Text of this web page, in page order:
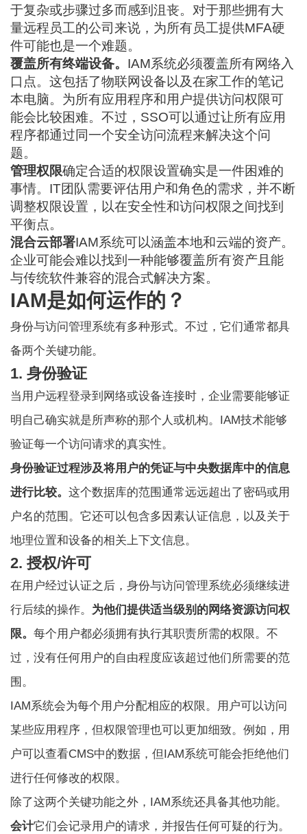
于复杂或步骤过多而感到沮丧。对于那些拥有大
量远程员工的公司来说，为所有员工提供MFA硬
件可能也是一个难题。
覆盖所有终端设备。 IAM系统必须覆盖所有网络入
口点。这包括了物联网设备以及在家工作的笔记
本电脑。为所有应用程序和用户提供访问权限可
能会比较困难。不过，SSO可以通过让所有应用
程序都通过同一个安全访问流程来解决这个问
题。
管理权限确定合适的权限设置确实是一件困难的
事情。IT团队需要评估用户和角色的需求，并不断
调整权限设置，以在安全性和访问权限之间找到
平衡点。
混合云部署IAM系统可以涵盖本地和云端的资产。
企业可能会难以找到一种能够覆盖所有资产且能
与传统软件兼容的混合式解决方案。
IAM是如何运作的？
身份与访问管理系统有多种形式。不过，它们通常都具
备两个关键功能。
1. 身份验证
当用户远程登录到网络或设备连接时，企业需要能够证
明自己确实就是所声称的那个人或机构。IAM技术能够
验证每一个访问请求的真实性。
身份验证过程涉及将用户的凭证与中央数据库中的信息
进行比较。这个数据库的范围通常远远超出了密码或用
户名的范围。它还可以包含多因素认证信息，以及关于
地理位置和设备的相关上下文信息。
2. 授权/许可
在用户经过认证之后，身份与访问管理系统必须继续进
行后续的操作。 为他们提供适当级别的网络资源访问权
限。每个用户都必须拥有执行其职责所需的权限。不
过，没有任何用户的自由程度应该超过他们所需要的范
围。
IAM系统会为每个用户分配相应的权限。用户可以访问
某些应用程序，但权限管理也可以更加细致。例如，用
户可以查看CMS中的数据，但IAM系统可能会拒绝他们
进行任何修改的权限。
除了这两个关键功能之外，IAM系统还具备其他功能。
会计它们会记录用户的请求，并报告任何可疑的行为。